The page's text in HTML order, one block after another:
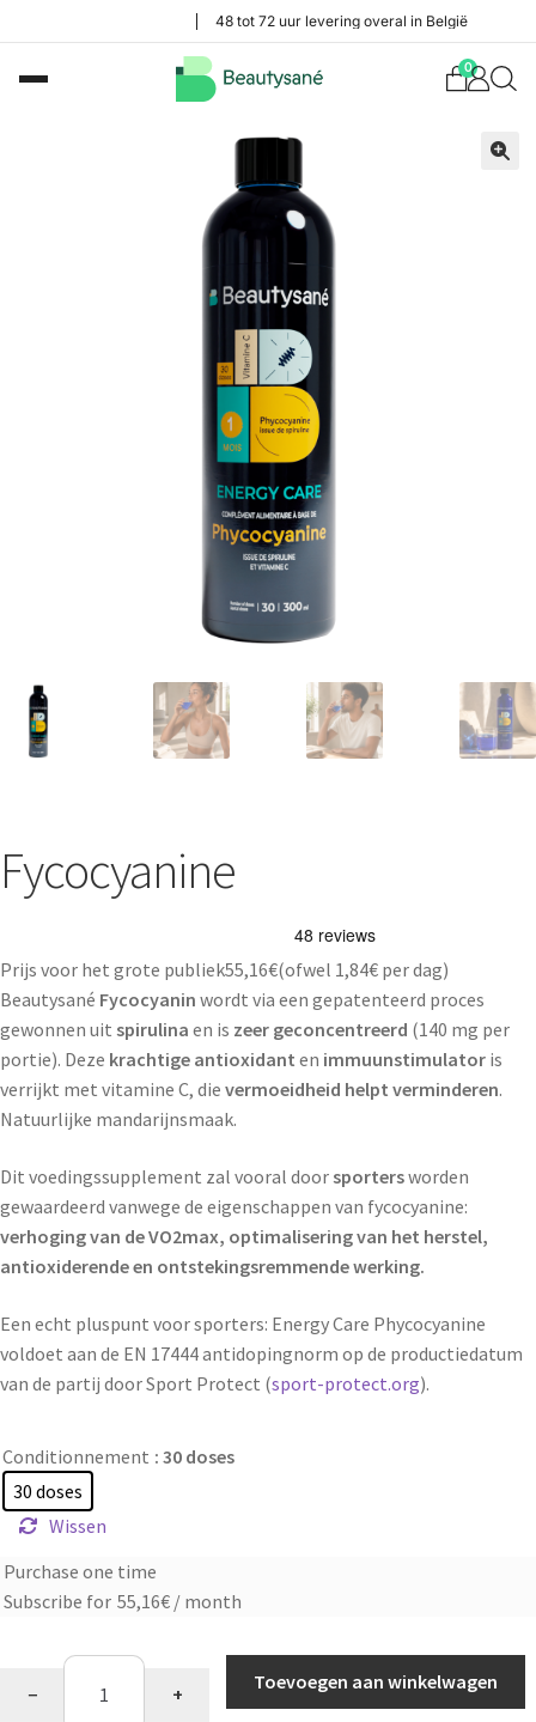
48 tot 72 uur levering overal in België
0
Fycocyanine
Prijs voor het grote publiek55,16€(ofwel 1,84€ per dag)
Beautysané Fycocyanin wordt via een gepatenteerd proces
gewonnen uit spirulina en is zeer geconcentreerd (140 mg per
portie). Deze krachtige antioxidant en immuunstimulator is
verrijkt met vitamine C, die vermoeidheid helpt verminderen.
Natuurlijke mandarijnsmaak.
Dit voedingssupplement zal vooral doorsportersworden
gewaardeerd vanwege de eigenschappen van fycocyanine:
verhoging van de VO2max, optimalisering van het herstel,
antioxiderende en ontstekingsremmende werking.
Een echt pluspunt voor sporters: Energy Care Phycocyanine
voldoet aan de EN 17444 antidopingnorm op de productiedatum
van de partij door Sport Protect (sport-protect.org).
Conditionnement : 30 doses
30 doses
Wissen
Choose
purchase
Purchase one time
Subscribe for 55,16€ / month
Fycocyanine
aantal
− +
Toevoegen aan winkelwagen